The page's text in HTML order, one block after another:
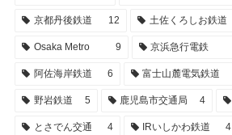
京都丹後鉄道 12 土佐くろしお鉄道
Osaka Metro 9 京浜急行電鉄
阿佐海岸鉄道 6 富士山麓電気鉄道
野岩鉄道 5 鹿児島市交通局 4
とさでん交通 4 IRいしかわ鉄道 4